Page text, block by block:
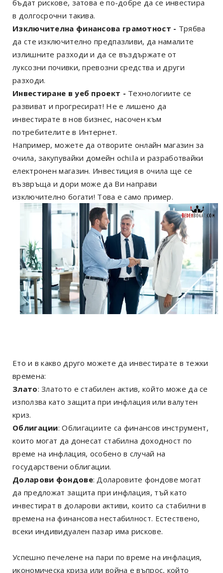
бъдат рискове, затова е по-добре да се инвестира
в долгосрочни такива.
Изключителна финансова грамотност - Трябва
да сте изключително предпазливи, да намалите
излишните разходи и да се въздържате от
луксозни почивки, превозни средства и други
разходи.
Инвестиране в уеб проект - Технологиите се
развиват и прогресират! Не е лишено да
инвестирате в нов бизнес, насочен към
потребителите в Интернет.
Например, можете да отворите онлайн магазин за
очила, закупувайки домейн ochi.la и разработвайки
електронен магазин. Инвестиция в очила ще се
възвръща и дори може да Ви направи
изключително богати! Това е само пример.
Ето и в какво друго можете да инвестирате в тежки
времена:
Злато: Златото е стабилен актив, който може да се
използва като защита при инфлация или валутен
криз.
Облигации: Облигациите са финансов инструмент,
които могат да донесат стабилна доходност по
време на инфлация, особено в случай на
государствени облигации.
Доларови фондове: Доларовите фондове могат
да предложат защита при инфлация, тъй като
инвестират в доларови активи, които са стабилни в
времена на финансова нестабилност. Естествено,
всеки индивидуален пазар има рискове.
Успешно печелене на пари по време на инфлация,
икономическа криза или война е въпрос, който